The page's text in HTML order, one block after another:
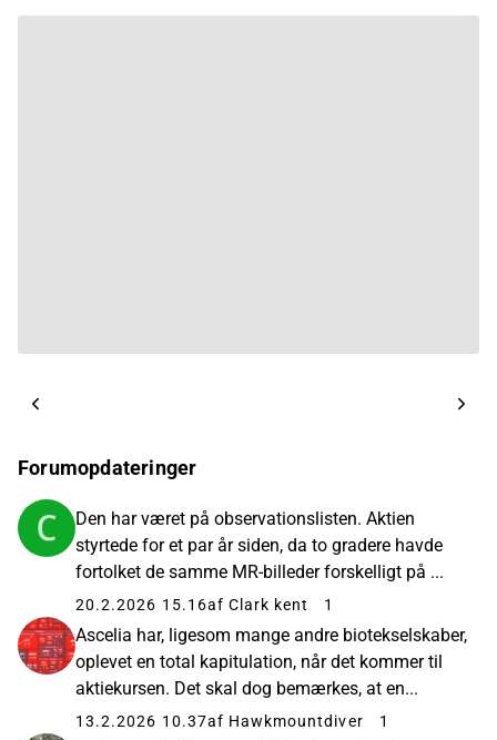
Forumopdateringer
Den har været på observationslisten. Aktien
styrtede for et par år siden, da to gradere havde
fortolket de samme MR-billeder forskelligt på ...
20.2.2026 15.16af Clark kent 1
Ascelia har, ligesom mange andre biotekselskaber,
oplevet en total kapitulation, når det kommer til
aktiekursen. Det skal dog bemærkes, at en...
13.2.2026 10.37af Hawkmountdiver 1